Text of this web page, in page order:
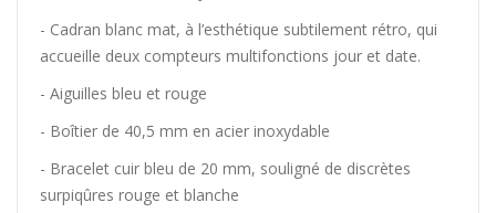
- Cadran blanc mat, à l’esthétique subtilement rétro, qui
accueille deux compteurs multifonctions jour et date.
- Aiguilles bleu et rouge
- Boîtier de 40,5 mm en acier inoxydable
- Bracelet cuir bleu de 20 mm, souligné de discrètes
surpiqûres rouge et blanche